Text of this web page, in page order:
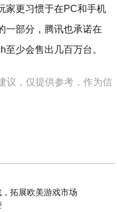
家更习惯于在PC和手机
一部分，腾讯也承诺在
少会售出几百万台。
议，仅提供参考，作为信
拓展欧美游戏市场